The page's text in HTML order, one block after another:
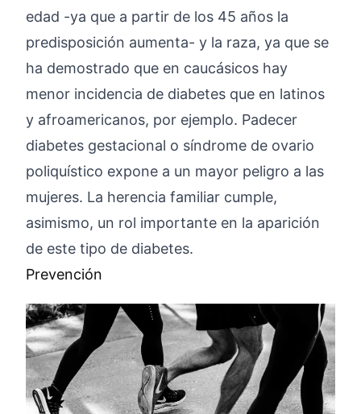
edad -ya que a partir de los 45 años la
predisposición aumenta- y la raza, ya que se
ha demostrado que en caucásicos hay
menor incidencia de diabetes que en latinos
y afroamericanos, por ejemplo. Padecer
diabetes gestacional o síndrome de ovario
poliquístico expone a un mayor peligro a las
mujeres. La herencia familiar cumple,
asimismo, un rol importante en la aparición
de este tipo de diabetes.
Prevención